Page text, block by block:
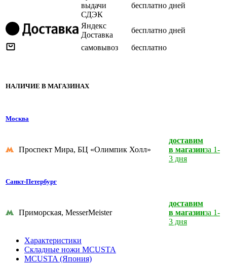
выдачи
СДЭК
бесплатно дней
Яндекс
Доставка
бесплатно дней
самовывоз
бесплатно
НАЛИЧИЕ В МАГАЗИНАХ
Москва
Проспект Мира, БЦ «Олимпик Холл»
доставим
в магазинза 1-
3 дня
Санкт-Петербург
Приморская, MesserMeister
доставим
в магазинза 1-
3 дня
Характеристики
Складные ножи MCUSTA
MCUSTA (Япония)